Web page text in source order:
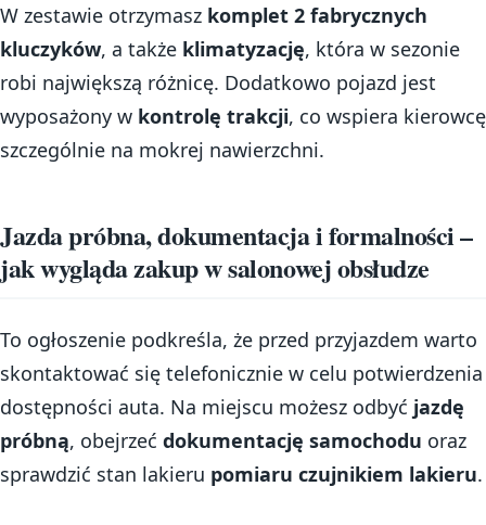
W zestawie otrzymasz komplet 2 fabrycznych
kluczyków, a także klimatyzację, która w sezonie
robi największą różnicę. Dodatkowo pojazd jest
wyposażony w kontrolę trakcji, co wspiera kierowcę
szczególnie na mokrej nawierzchni.
Jazda próbna, dokumentacja i formalności –
jak wygląda zakup w salonowej obsłudze
To ogłoszenie podkreśla, że przed przyjazdem warto
skontaktować się telefonicznie w celu potwierdzenia
dostępności auta. Na miejscu możesz odbyć jazdę
próbną, obejrzeć dokumentację samochodu oraz
sprawdzić stan lakieru pomiaru czujnikiem lakieru.